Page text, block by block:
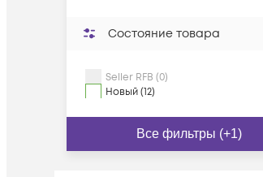
Состояние товара
Seller RFB (0)
Новый (12)
Все фильтры (+1)